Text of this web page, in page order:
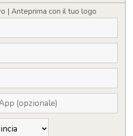
| Anteprima con il tuo logo